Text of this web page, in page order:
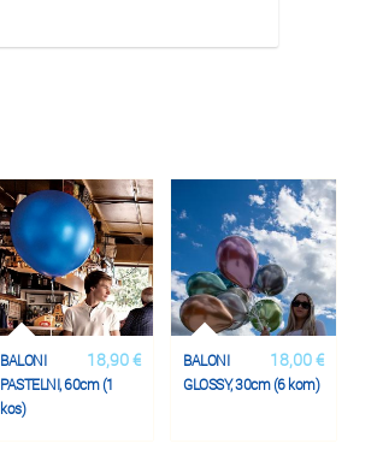
18,90 €
BALONI
PASTELNI, 60cm (1
kos)
18,00 €
BALONI
GLOSSY, 30cm (6 kom)